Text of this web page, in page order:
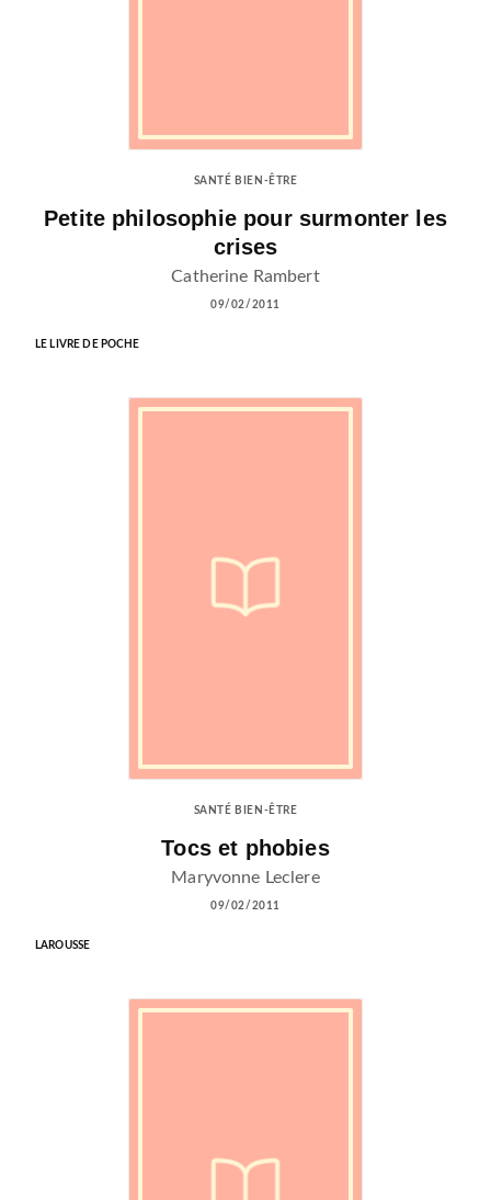
SANTÉ BIEN-ÊTRE
Petite philosophie pour surmonter les
crises
Catherine Rambert
09/02/2011
LE LIVRE DE POCHE
SANTÉ BIEN-ÊTRE
Tocs et phobies
Maryvonne Leclere
09/02/2011
LAROUSSE